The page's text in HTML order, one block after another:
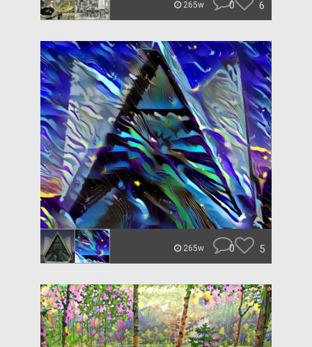
265w 0 6
265w 0 5